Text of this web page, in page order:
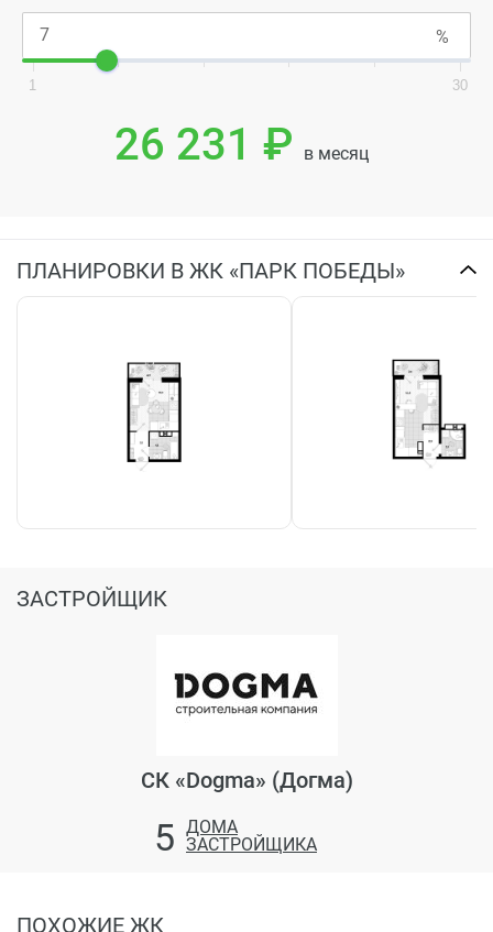
1 30
26 231 ₽ в месяц
ПЛАНИРОВКИ В ЖК «ПАРК ПОБЕДЫ»
ЗАСТРОЙЩИК
СК «Dogma» (Догма)
5 ДОМА
ЗАСТРОЙЩИКА
ПОХОЖИЕ ЖК